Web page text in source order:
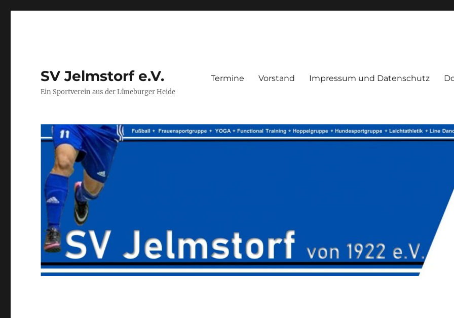
SV Jelmstorf e.V.
Ein Sportverein aus der Lüneburger Heide
Termine Vorstand Impressum und Datenschutz